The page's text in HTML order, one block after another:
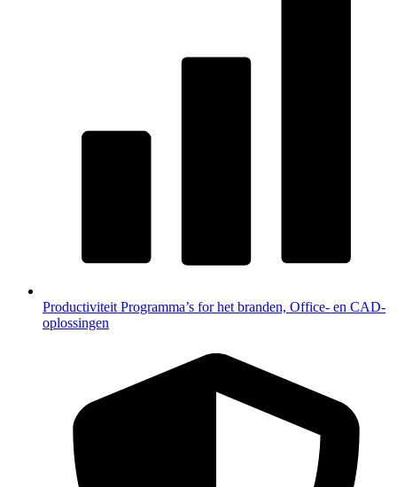
Productiviteit Programma’s for het branden, Office- en CAD-
oplossingen